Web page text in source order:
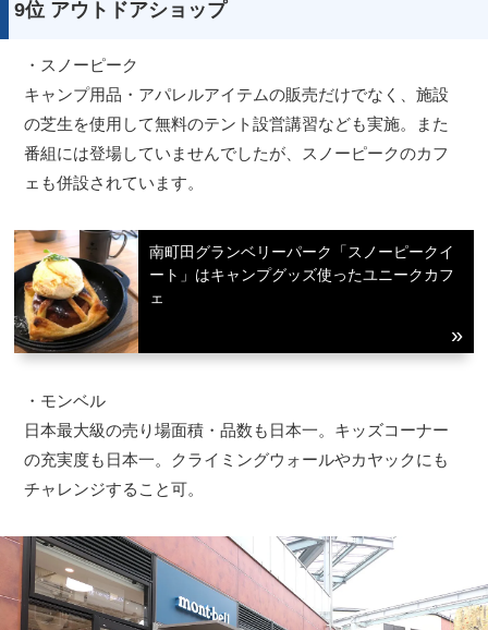
9位 アウトドアショップ
・スノーピーク
キャンプ用品・アパレルアイテムの販売だけでなく、施設
の芝生を使用して無料のテント設営講習なども実施。また
番組には登場していませんでしたが、スノーピークのカフ
ェも併設されています。
南町田グランベリーパーク「スノーピークイ
ート」はキャンプグッズ使ったユニークカフ
ェ
・モンベル
日本最大級の売り場面積・品数も日本一。キッズコーナー
の充実度も日本一。クライミングウォールやカヤックにも
チャレンジすること可。